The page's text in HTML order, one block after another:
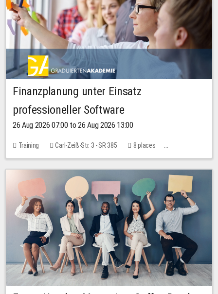
Finanzplanung unter Einsatz
professioneller Software
26 Aug 2026 07:00 to 26 Aug 2026 13:00
Training Carl-Zeiß-Str. 3 - SR 385
8 places
20.00 EUR